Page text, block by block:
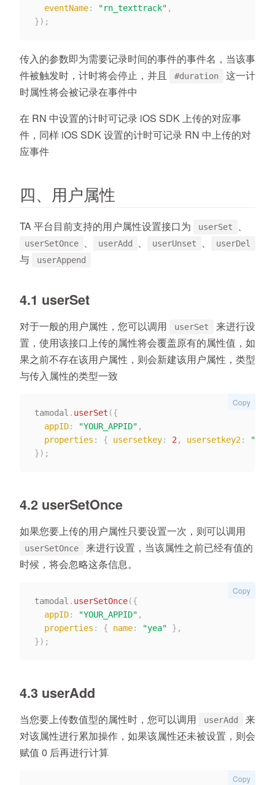
eventName: "rn_texttrack" ,
}) ;
传入的参数即为需要记录时间的事件的事件名，当该事
件被触发时，计时将会停止，并且
#duration
这一计
时属性将会被记录在事件中
在 RN 中设置的计时可记录 iOS SDK 上传的对应事
件，同样 iOS SDK 设置的计时可记录 RN 中上传的对
应事件
四、用户属性
TA 平台目前支持的用户属性设置接口为 userSet 、
userSetOnce 、 userAdd 、 userUnset 、 userDel
与 userAppend
4.1 userSet
对于一般的用户属性，您可以调用 userSet
来进行设
置，使用该接口上传的属性将会覆盖原有的属性值，如
果之前不存在该用户属性，则会新建该用户属性，类型
与传入属性的类型一致
tamodal . userSet ({
appID: "YOUR_APPID" ,
properties : { usersetkey: 2 , usersetkey2:
}) ;
Copy
4.2 userSetOnce
如果您要上传的用户属性只要设置一次，则可以调用
userSetOnce
来进行设置，当该属性之前已经有值的
时候，将会忽略这条信息。
tamodal . userSetOnce({
appID: "YOUR_APPID" ,
properties : { name: "yea" } ,
}) ;
Copy
4.3 userAdd
当您要上传数值型的属性时，您可以调用 userAdd
来
对该属性进行累加操作，如果该属性还未被设置，则会
赋值 0 后再进行计算
Copy